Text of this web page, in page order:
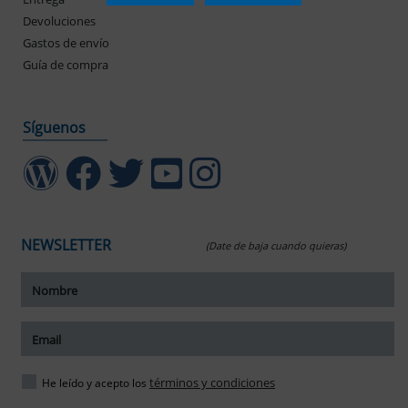
Devoluciones
Gastos de envío
Guía de compra
Síguenos
NEWSLETTER (Date de baja cuando quieras)
He leído y acepto los términos y condiciones
tamaño del texto
del texto
espaciado del texto